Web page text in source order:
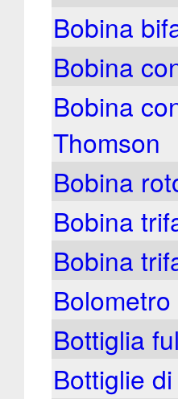
Bobina
Bobina
Bobina
Thomson
Bobina
Bobina
Bobina
Bottiglia
Bottiglie